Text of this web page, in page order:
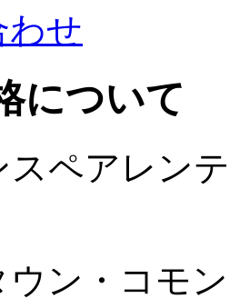
わせ
について
スペアレン
ウン・コモ